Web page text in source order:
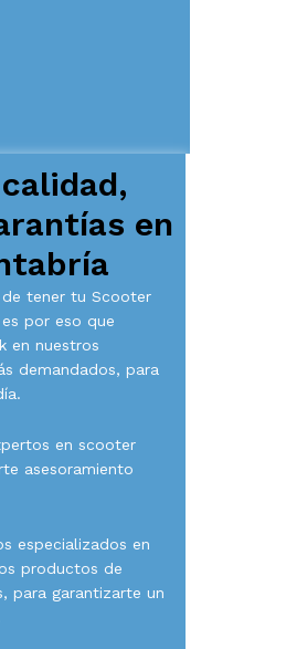
en
tener tu Scooter
por eso que
en nuestros
demandados, para
en scooter
asesoramiento
especializados en
productos de
para garantizarte un